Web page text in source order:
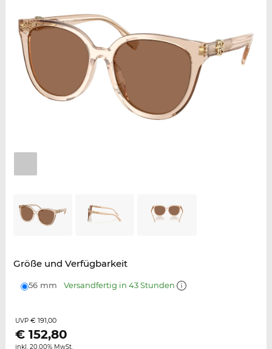
Größe und Verfügbarkeit
56 mm Versandfertig in 43 Stunden
UVP € 191,00
€ 152,80
inkl. 20.00% MwSt.